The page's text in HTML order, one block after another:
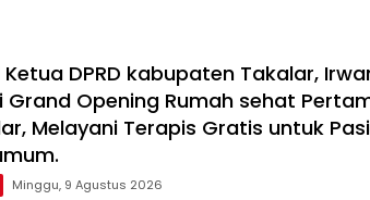
Ketua DPRD kabupaten Takalar,
Grand Opening Rumah sehat
Melayani Terapis Gratis untuk
Minggu, 9 Agustus 2026